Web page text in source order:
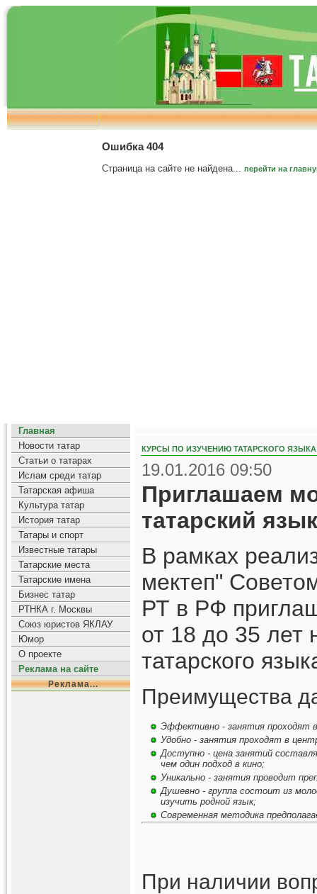
Ошибка 404
Страница на сайте не найдена... перейти на
Главная
Новости татар
Статьи о татарах
Ислам среди татар
Татарская афиша
Культура татар
История татар
Татары и спорт
Известные татары
Татарские места
Татарские имена
Бизнес татар
РТНКА г. Москвы
Союз юристов ЯКЛАУ
Юмор
О проекте
Реклама на сайте
Реклама...
КУРСЫ ПО ИЗУЧЕНИЮ ТАТАРСКОГО ЯЗЫКА
19.01.2016 09:50
Приглашаем
татарский
В рамках
мектеп"
РТ в РФ
от 18 до 35 лет
татарского
Преимущества
Эффективно - занятия проходят
Удобно - занятия проходят в
Доступно - цена занятий
чем один подход в кино;
Уникально - занятия проводит
Душевно - группа состоит из
изучить родной язык;
Современная методика
При наличии